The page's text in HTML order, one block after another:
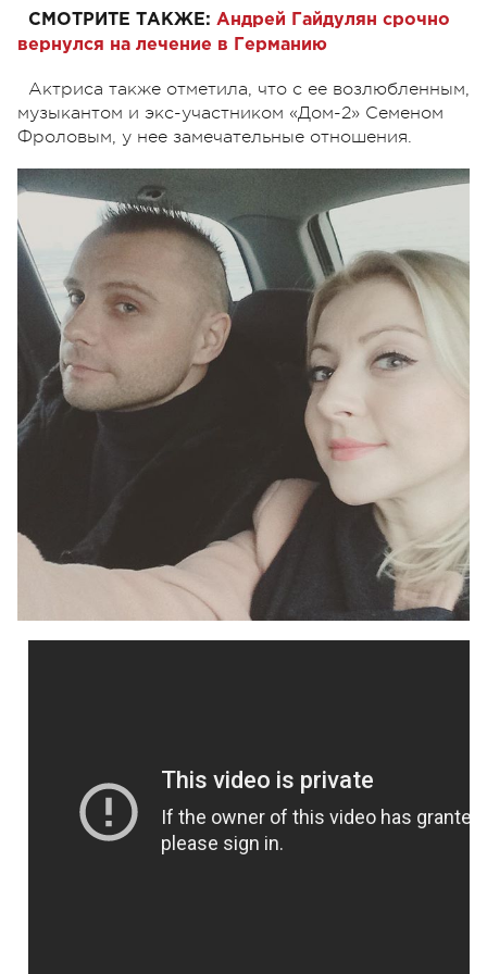
СМОТРИТЕ ТАКЖЕ: Андрей Гайдулян срочно
вернулся на лечение в Германию
Актриса также отметила, что с ее возлюбленным,
музыкантом и экс-участником «Дом-2» Семеном
Фроловым, у нее замечательные отношения.